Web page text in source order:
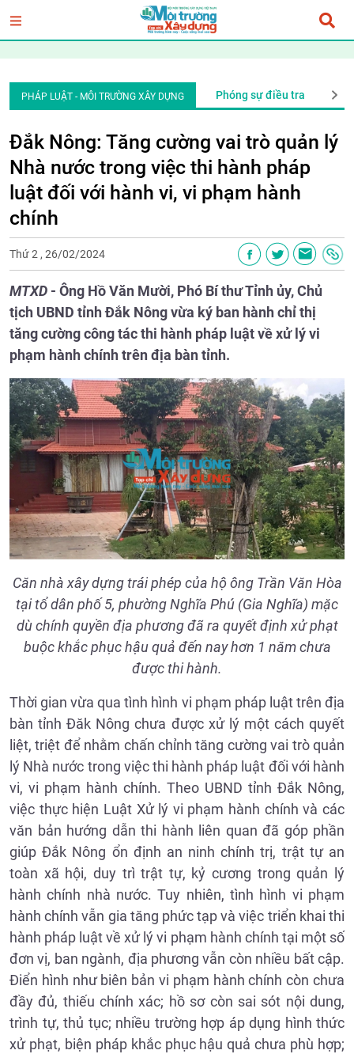
PHÁP LUẬT - MÔI TRƯỜNG XÂY DỰNG
An ninh trật tự Văn bản pháp quy Phóng sự điều tra An
Đắk Nông: Tăng cường vai trò quản lý
Nhà nước trong việc thi hành pháp
luật đối với hành vi, vi phạm hành
chính
Thứ 2 , 26/02/2024
MTXD - Ông Hồ Văn Mười, Phó Bí thư Tỉnh ủy, Chủ
tịch UBND tỉnh Đắk Nông vừa ký ban hành chỉ thị
tăng cường công tác thi hành pháp luật về xử lý vi
phạm hành chính trên địa bàn tỉnh.
Căn nhà xây dựng trái phép của hộ ông Trần Văn Hòa
tại tổ dân phố 5, phường Nghĩa Phú (Gia Nghĩa) mặc
dù chính quyền địa phương đã ra quyết định xử phạt
buộc khắc phục hậu quả đến nay hơn 1 năm chưa
được thi hành.
Thời gian vừa qua tình hình vi phạm pháp luật trên địa
bàn tỉnh Đăk Nông chưa được xử lý một cách quyết
liệt, triệt để nhằm chấn chỉnh tăng cường vai trò quản
lý Nhà nước trong việc thi hành pháp luật đối với hành
vi, vi phạm hành chính. Theo UBND tỉnh Đắk Nông,
việc thực hiện Luật Xử lý vi phạm hành chính và các
văn bản hướng dẫn thi hành liên quan đã góp phần
giúp Đắk Nông ổn định an ninh chính trị, trật tự an
toàn xã hội, duy trì trật tự, kỷ cương trong quản lý
hành chính nhà nước. Tuy nhiên, tình hình vi phạm
hành chính vẫn gia tăng phức tạp và việc triển khai thi
hành pháp luật về xử lý vi phạm hành chính tại một số
đơn vị, ban ngành, địa phương vẫn còn nhiều bất cập.
Điển hình như biên bản vi phạm hành chính còn chưa
đầy đủ, thiếu chính xác; hồ sơ còn sai sót nội dung,
trình tự, thủ tục; nhiều trường hợp áp dụng hình thức
xử phạt, biện pháp khắc phục hậu quả chưa phù hợp;